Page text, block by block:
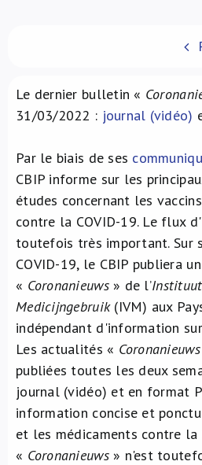
NL
Le dernier bulletin «
31/03/2022 : journal (vidéo)
Par le biais de ses
CBIP informe sur les
études concernant les
contre la COVID-19. Le flux
toutefois très important. Sur
COVID-19, le CBIP publiera
« Coronanieuws» de l’
Medicijngebruik(IVM) aux
indépendant d'information
Les actualités « Coronanieuws
publiées toutes les deux
journal (vidéo) et en format
information concise et
et les médicaments contre la
« Coronanieuws» n'est